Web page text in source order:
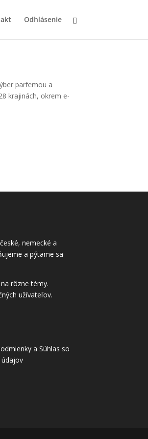
Odhlásenie
parfemou a
krajinách, okrem e-
nemecké a
a pýtame sa
rôzne témy.
užívateľov.
a Súhlas so